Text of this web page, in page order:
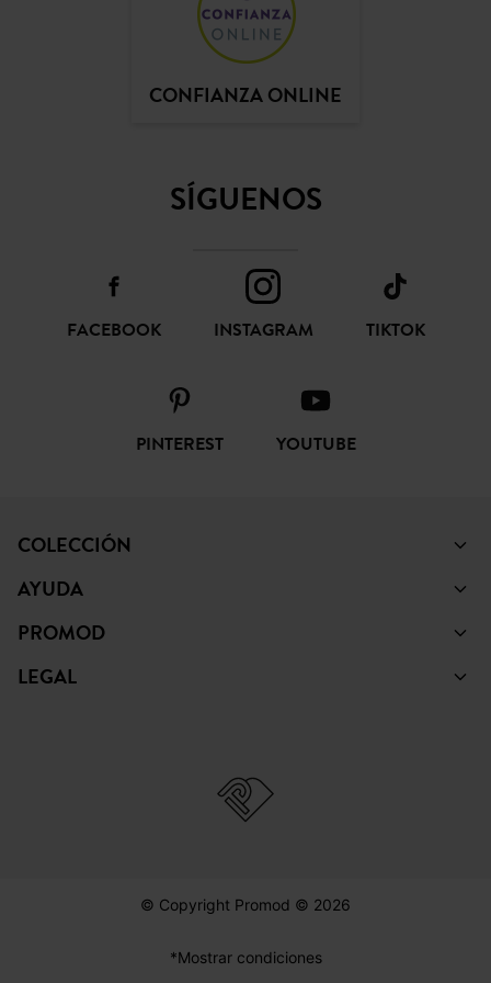
CONFIANZA ONLINE
SÍGUENOS
FACEBOOK INSTAGRAM TIKTOK
PINTEREST YOUTUBE
COLECCIÓN
AYUDA
PROMOD
LEGAL
© Copyright Promod © 2026
*Mostrar condiciones